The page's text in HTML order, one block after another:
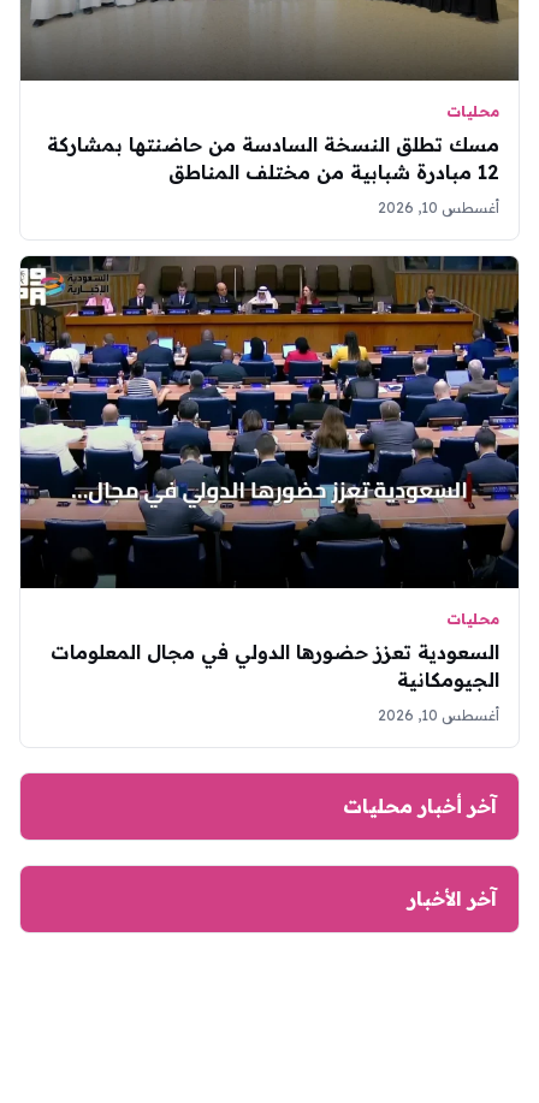
محليات
مسك تطلق النسخة السادسة من حاضنتها بمشاركة
12 مبادرة شبابية من مختلف المناطق
أغسطس 10, 2026
محليات
السعودية تعزز حضورها الدولي في مجال المعلومات
الجيومكانية
أغسطس 10, 2026
آخر أخبار محليات
آخر الأخبار